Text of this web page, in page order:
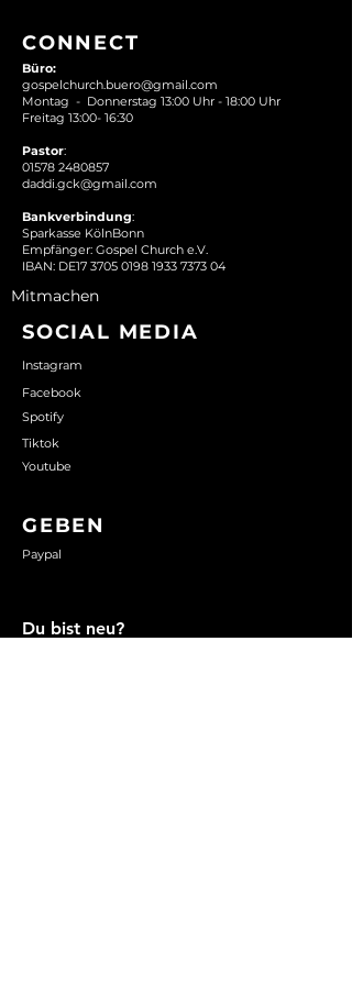
Büro:
gospelchurch.buero@gmail.com
Montag - Donnerstag 13:00 Uhr - 18:00 Uhr
Freitag 13:00- 16:30
Pastor:
01578 2480857
daddi.gck@gmail.com
Bankverbindung:
Sparkasse KölnBonn
Empfänger: Gospel Church e.V.
IBAN: DE17 3705 0198 1933 7373 04
CONNECT
Mitmachen
SOCIAL MEDIA
Instagram
Facebook
Spotify
Tiktok
Youtube
GEBEN
Paypal
Du bist neu?